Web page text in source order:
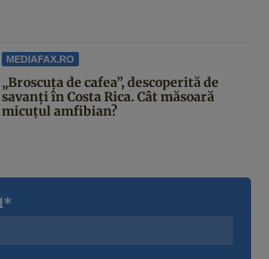
MEDIAFAX.RO
„Broscuța de cafea”, descoperită de
savanți în Costa Rica. Cât măsoară
micuțul amfibian?